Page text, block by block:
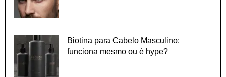
Biotina para Cabelo Masculino:
funciona mesmo ou é hype?